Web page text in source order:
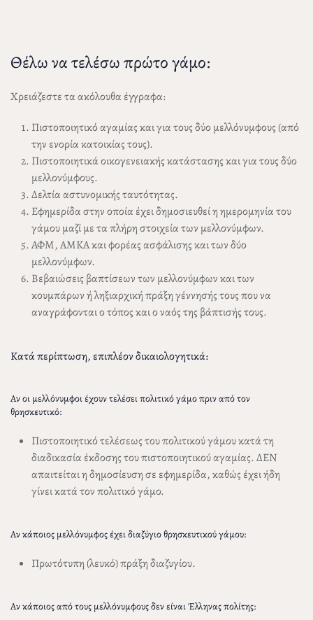
Θέλω να τελέσω πρώτο γάμο:
Χρειάζεστε τα ακόλουθα έγγραφα:
Πιστοποιητικό αγαμίας και για τους δύο μελλόνυμφους (από
την ενορία κατοικίας τους).
Πιστοποιητικά οικογενειακής κατάστασης και για τους δύο
μελλονύμφους.
Δελτία αστυνομικής ταυτότητας.
Εφημερίδα στην οποία έχει δημοσιευθεί η ημερομηνία του
γάμου μαζί με τα πλήρη στοιχεία των μελλονύμφων.
ΑΦΜ, ΑΜΚΑ και φορέας ασφάλισης και των δύο
μελλονύμφων.
Βεβαιώσεις βαπτίσεων των μελλονύμφων και των
κουμπάρων ή ληξιαρχική πράξη γέννησής τους που να
αναγράφονται ο τόπος και ο ναός της βάπτισής τους.
Κατά περίπτωση, επιπλέον δικαιολογητικά:
Αν οι μελλόνυμφοι έχουν τελέσει πολιτικό γάμο πριν από τον
θρησκευτικό:
Πιστοποιητικό τελέσεως του πολιτικού γάμου κατά τη
διαδικασία έκδοσης του πιστοποιητικού αγαμίας. ΔΕΝ
απαιτείται η δημοσίευση σε εφημερίδα, καθώς έχει ήδη
γίνει κατά τον πολιτικό γάμο.
Αν κάποιος μελλόνυμφος έχει διαζύγιο θρησκευτικού γάμου:
Πρωτότυπη (λευκό) πράξη διαζυγίου.
Αν κάποιος από τους μελλόνυμφους δεν είναι Έλληνας πολίτης: